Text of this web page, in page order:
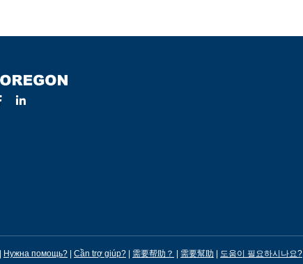
Нужна помощь? Cần trợ giúp? 需要帮助？ 需要幫助 도움이 필요하시나요?